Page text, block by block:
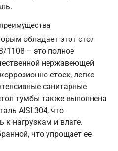
обладает этот стол
1108 – это полное
нержавеющей
стоек, легко
санитарные
тумбы также выполнена
AISI 304, что
к нагрузкам и влаге.
что упрощает ее